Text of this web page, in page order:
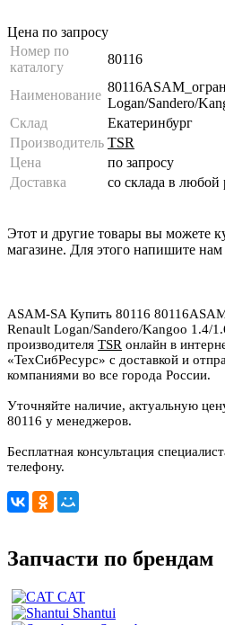
Цена по запросу
Номер по
каталогу
80116
Наименование
Logan/Sandero/
Склад
Екатеринбург
Производитель TSR
Цена
по запросу
Доставка
со склада в любой
Этот и другие товары вы можете
магазине. Для этого напишите нам
ASAM-SA Купить 80116
Renault Logan/Sandero/Kangoo 1.4/
производителя TSR онлайн в
«ТехСибРесурс» с доставкой и
компаниями во все города России.
Уточняйте наличие, актуальную
80116 у менеджеров.
Бесплатная консультация
телефону.
Запчасти по брендам
CAT
Shantui